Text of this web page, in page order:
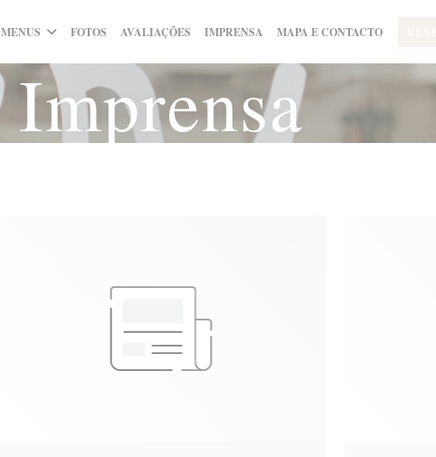
MENUS FOTOS AVALIAÇÕES IMPRENSA MAPA E CONTACTO
Imprensa